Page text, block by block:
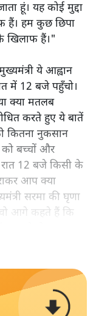
हूं। यह कोई मुद्दा
हैं। हम कुछ छिपा
खिलाफ हैं।"
ये आह्वान
में 12 बजे पहुँचो।
क्या मतलब
करते हुए ये बातें
कितना नुकसान
को बच्चों और
12 बजे किसी के
आप क्या
सरमा की घृणा
वो आगे कहते हैं कि